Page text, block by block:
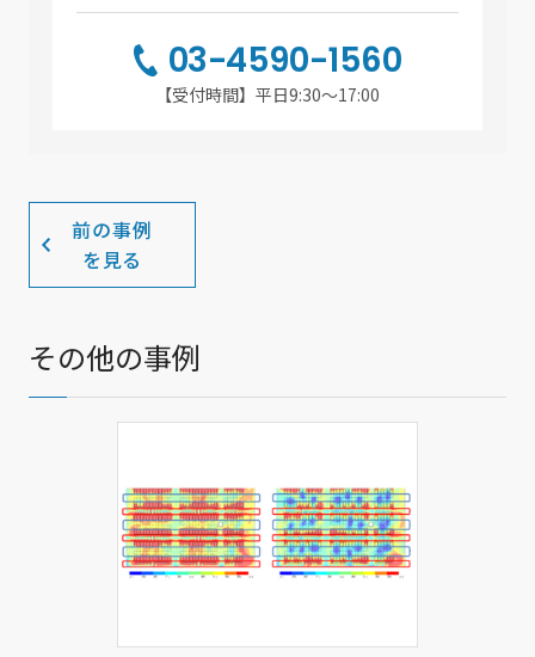
03-4590-1560
【受付時間】平日9:30～17:00
前の事例
を見る
その他の事例